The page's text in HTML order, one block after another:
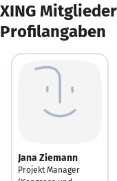
XING
Profilangaben
Jana Ziemann
Projekt Manager